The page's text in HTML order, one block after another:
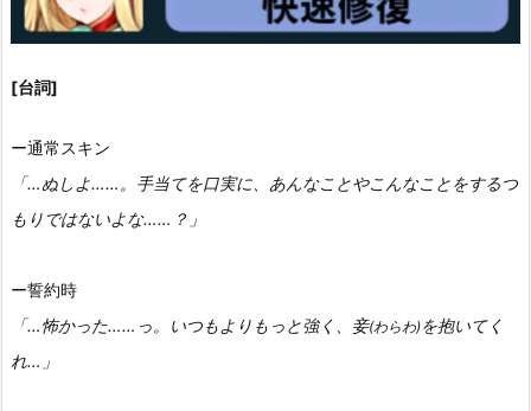
[台詞]
ー通常スキン
「…ぬしよ……。手当てを口実に、あんなことやこんなことをするつ
もりではないよな……？」
ー誓約時
「…怖かった……っ。いつもよりもっと強く、妾(わらわ)を抱いてく
れ…」